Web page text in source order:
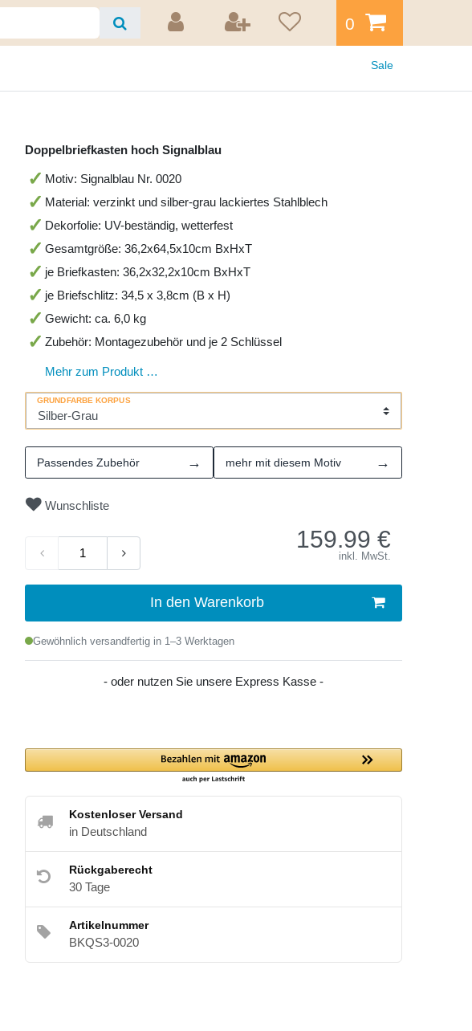
0
Sale
Doppelbriefkasten hoch Signalblau
Motiv: Signalblau Nr. 0020
Material: verzinkt und silber-grau lackiertes Stahlblech
Dekorfolie: UV-beständig, wetterfest
Gesamtgröße: 36,2x64,5x10cm BxHxT
je Briefkasten: 36,2x32,2x10cm BxHxT
je Briefschlitz: 34,5 x 3,8cm (B x H)
Gewicht: ca. 6,0 kg
Zubehör: Montagezubehör und je 2 Schlüssel
Mehr zum Produkt …
GRUNDFARBE KORPUS
Passendes Zubehör → mehr mit diesem Motiv →
Wunschliste
159.99 €
inkl. MwSt.
In den Warenkorb
Gewöhnlich versandfertig in 1–3 Werktagen
- oder nutzen Sie unsere Express Kasse -
Kostenloser Versand
in Deutschland
Rückgaberecht
30 Tage
Artikelnummer
BKQS3-0020